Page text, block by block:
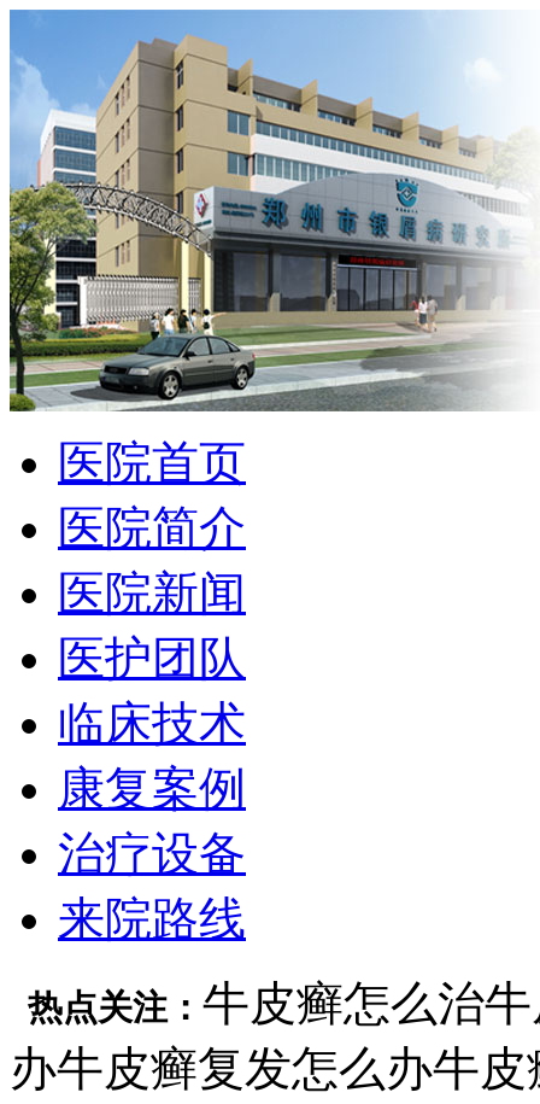
医院首页
医院简介
医院新闻
医护团队
临床技术
康复案例
治疗设备
来院路线
热点关注： 牛皮癣怎么治
办牛皮癣复发怎么办牛皮